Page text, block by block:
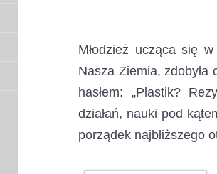
Młodzież ucząca się
Nasza Ziemia, zdobyła
hasłem: „Plastik?
działań, nauki pod
porządek najbliższego